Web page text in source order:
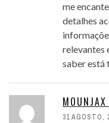
me
detalhes
relevantes
saber está
31 AGOSTO,